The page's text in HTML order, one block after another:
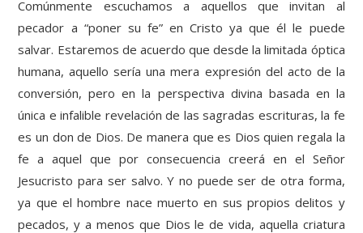
Comúnmente escuchamos a aquellos que invitan al
pecador a “poner su fe” en Cristo ya que él le puede
salvar. Estaremos de acuerdo que desde la limitada óptica
humana, aquello sería una mera expresión del acto de la
conversión, pero en la perspectiva divina basada en la
única e infalible revelación de las sagradas escrituras, la fe
es un don de Dios. De manera que es Dios quien regala la
fe a aquel que por consecuencia creerá en el Señor
Jesucristo para ser salvo. Y no puede ser de otra forma,
ya que el hombre nace muerto en sus propios delitos y
pecados, y a menos que Dios le de vida, aquella criatura